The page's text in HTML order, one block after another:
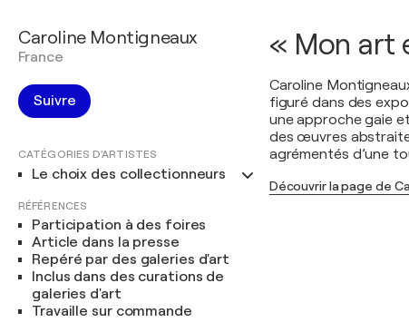
Caroline Montigneaux
France
Suivre
CATÉGORIES D'ARTISTES
Le choix des collectionneurs
RÉFÉRENCES
Participation à des foires
Article dans la presse
Repéré par des galeries d'art
Inclus dans des curations de
galeries d'art
Travaille sur commande
« Mon art
Caroline
figuré dans des
une approche gaie
des œuvres
agrémentés d’une
Découvrir la page de